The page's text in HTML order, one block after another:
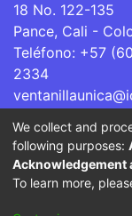
18 No. 122-135
Pance, Cali -
Teléfono: +57
2334
La Universidad
Superior que se
por parte del
Cookie
We collect and
following purposes:
Acknowledgement
To learn more,